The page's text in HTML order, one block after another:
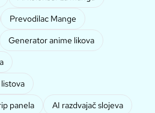
Prevodilac Mange
Generator anime likova
panela
AI razdvajač slojeva